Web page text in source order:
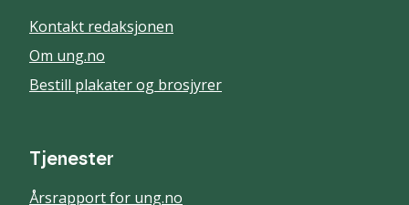
Kontakt redaksjonen
Om ung.no
Bestill plakater og brosjyrer
Tjenester
Årsrapport for ung.no